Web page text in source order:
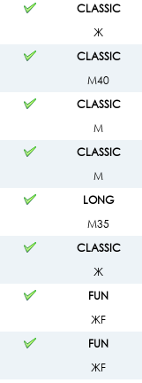
CLASSIC
Ж
CLASSIC
М40
CLASSIC
М
CLASSIC
М
LONG
М35
CLASSIC
Ж
FUN
ЖF
FUN
ЖF